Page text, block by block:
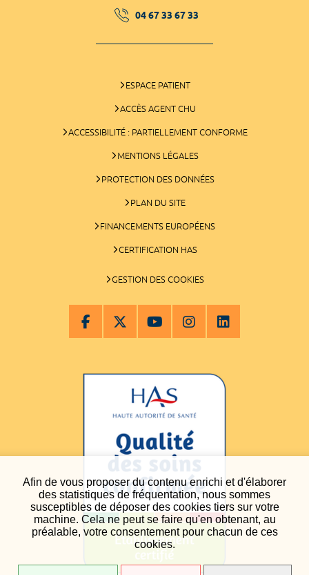
Afin de vous proposer du contenu enrichi et d'élaborer
des statistiques de fréquentation, nous sommes
susceptibles de déposer des cookies tiers sur votre
machine. Cela ne peut se faire qu'en obtenant, au
préalable, votre consentement pour chacun de ces
cookies.
04 67 33 67 33
ESPACE PATIENT
ACCÈS AGENT CHU
ACCESSIBILITÉ : PARTIELLEMENT CONFORME
MENTIONS LÉGALES
PROTECTION DES DONNÉES
PLAN DU SITE
FINANCEMENTS EUROPÉENS
CERTIFICATION HAS
GESTION DES COOKIES